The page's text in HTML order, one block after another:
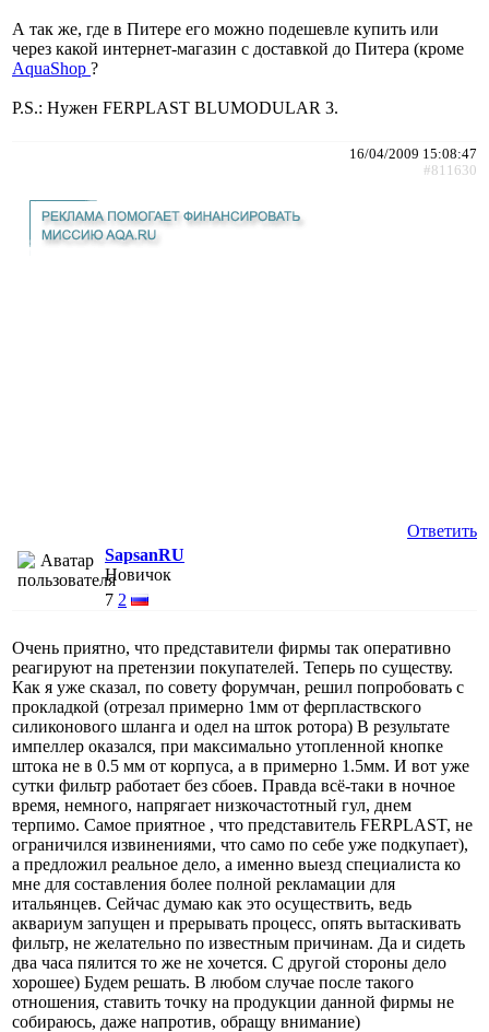
А так же, где в Питере его можно подешевле купить или
через какой интернет-магазин с доставкой до Питера (кроме
AquaShop ?
P.S.: Нужен FERPLAST BLUMODULAR 3.
16/04/2009 15:08:47
#811630
Ответить
SapsanRU
Новичок
7 2
Очень приятно, что представители фирмы так оперативно
реагируют на претензии покупателей. Теперь по существу.
Как я уже сказал, по совету форумчан, решил попробовать с
прокладкой (отрезал примерно 1мм от ферпластвского
силиконового шланга и одел на шток ротора) В результате
импеллер оказался, при максимально утопленной кнопке
штока не в 0.5 мм от корпуса, а в примерно 1.5мм. И вот уже
сутки фильтр работает без сбоев. Правда всё-таки в ночное
время, немного, напрягает низкочастотный гул, днем
терпимо. Самое приятное , что представитель FERPLAST, не
ограничился извинениями, что само по себе уже подкупает),
а предложил реальное дело, а именно выезд специалиста ко
мне для составления более полной рекламации для
итальянцев. Сейчас думаю как это осуществить, ведь
аквариум запущен и прерывать процесс, опять вытаскивать
фильтр, не желательно по известным причинам. Да и сидеть
два часа пялится то же не хочется. С другой стороны дело
хорошее) Будем решать. В любом случае после такого
отношения, ставить точку на продукции данной фирмы не
собираюсь, даже напротив, обращу внимание)